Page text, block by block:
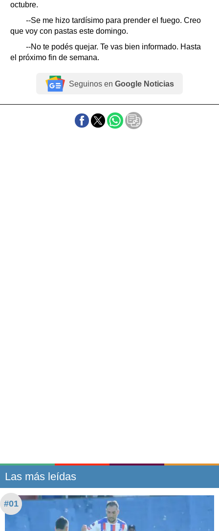
octubre.
--Se me hizo tardísimo para prender el fuego. Creo
que voy con pastas este domingo.
--No te podés quejar. Te vas bien informado. Hasta
el próximo fin de semana.
Seguinos en Google Noticias
Las más leídas
#01